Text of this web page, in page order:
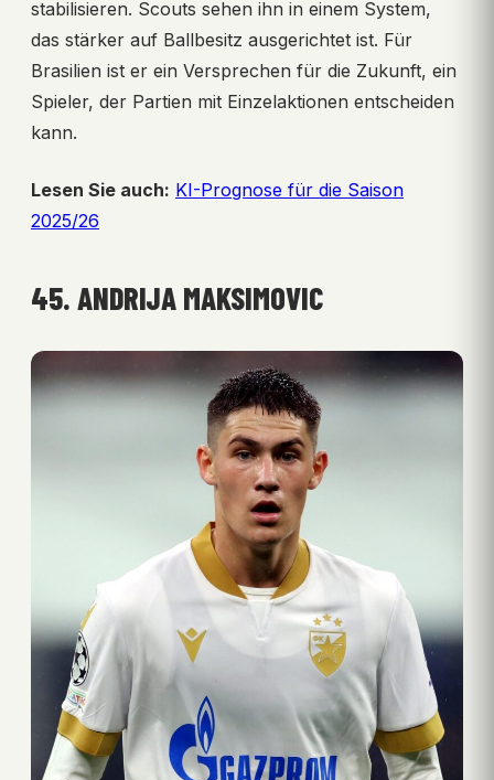
stabilisieren. Scouts sehen ihn in einem System,
das stärker auf Ballbesitz ausgerichtet ist. Für
Brasilien ist er ein Versprechen für die Zukunft, ein
Spieler, der Partien mit Einzelaktionen entscheiden
kann.
Lesen Sie auch: KI-Prognose für die Saison
2025/26
45. ANDRIJA MAKSIMOVIC